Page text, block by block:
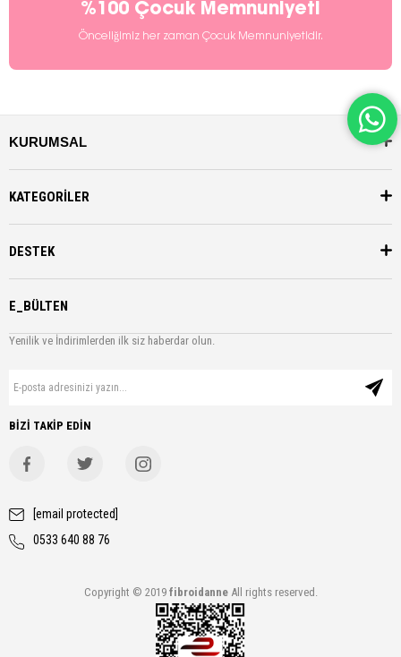
%100 Çocuk Memnuniyeti
Önceliğimiz her zaman Çocuk Memnuniyetidir.
KURUMSAL
KATEGORİLER
DESTEK
E_BÜLTEN
Yenilik ve İndirimlerden ilk siz haberdar olun.
BİZİ TAKİP EDİN
[email protected]
0533 640 88 76
Copyright © 2019 fibroidanneAll rights reserved.